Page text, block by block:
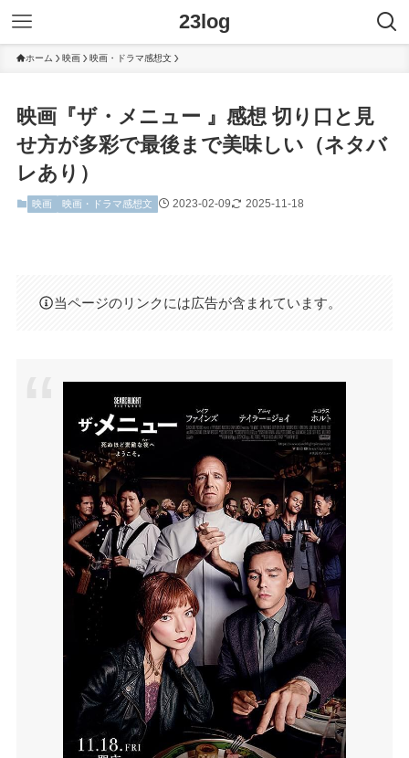
23log
ホーム 映画 映画・ドラマ感想文
映画『ザ・メニュー 』感想 切り口と見
せ方が多彩で最後まで美味しい（ネタバ
レあり）
映画 映画・ドラマ感想文 2023-02-09 2025-11-18
当ページのリンクには広告が含まれています。